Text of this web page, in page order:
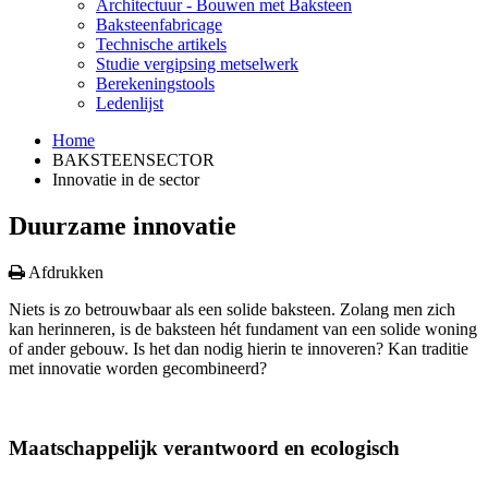
Architectuur - Bouwen met Baksteen
Baksteenfabricage
Technische artikels
Studie vergipsing metselwerk
Berekeningstools
Ledenlijst
Home
BAKSTEENSECTOR
Innovatie in de sector
Duurzame innovatie
Afdrukken
Niets is zo betrouwbaar als een solide baksteen. Zolang men zich
kan herinneren, is de baksteen hét fundament van een solide woning
of ander gebouw. Is het dan nodig hierin te innoveren? Kan traditie
met innovatie worden gecombineerd?
Maatschappelijk verantwoord en ecologisch